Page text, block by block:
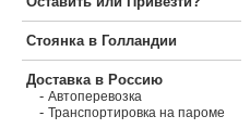
Стоянка в Голландии
Доставка в Россию
- Автоперевозка
- Транспортировка на пароме